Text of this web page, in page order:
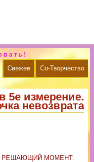
Свежее Со-Творчество
5е измерение.
невозврата
РЕШАЮЩИЙ МОМЕНТ.